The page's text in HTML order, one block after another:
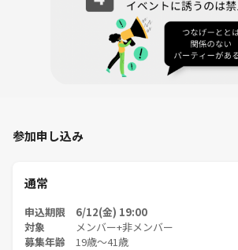
参加申し込み
通常
申込期限 6/12(金) 19:00
対象
メンバー+非メンバー
募集年齢 19歳〜41歳